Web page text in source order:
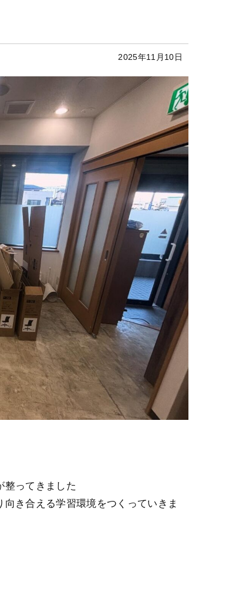
2025年11月10日
整ってきました️
き合える学習環境をつくっていきま